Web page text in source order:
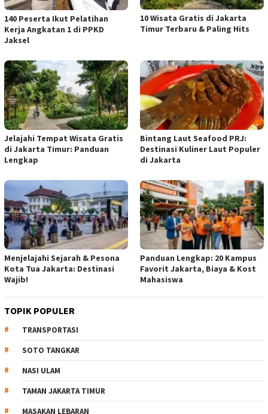
140 Peserta Ikut Pelatihan
Kerja Angkatan 1 di PPKD
Jaksel
10 Wisata Gratis di Jakarta
Timur Terbaru & Paling Hits
Jelajahi Tempat Wisata Gratis
di Jakarta Timur: Panduan
Lengkap
Bintang Laut Seafood PRJ:
Destinasi Kuliner Laut Populer
di Jakarta
Menjelajahi Sejarah & Pesona
Kota Tua Jakarta: Destinasi
Wajib!
Panduan Lengkap: 20 Kampus
Favorit Jakarta, Biaya & Kost
Mahasiswa
TOPIK POPULER
TRANSPORTASI
SOTO TANGKAR
NASI ULAM
TAMAN JAKARTA TIMUR
MASAKAN LEBARAN